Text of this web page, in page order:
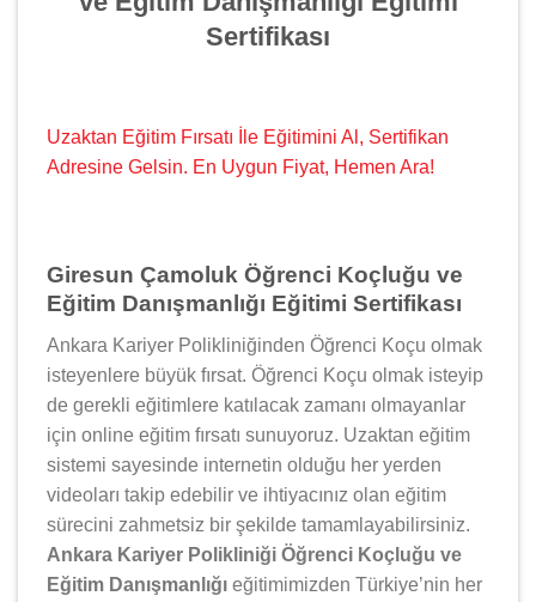
Sertifikası
Uzaktan Eğitim Fırsatı İle Eğitimini Al, Sertifikan
Adresine Gelsin. En Uygun Fiyat, Hemen Ara!
Giresun Çamoluk Öğrenci Koçluğu ve
Eğitim Danışmanlığı Eğitimi Sertifikası
Ankara Kariyer Polikliniğinden Öğrenci Koçu olmak
isteyenlere büyük fırsat. Öğrenci Koçu olmak isteyip
de gerekli eğitimlere katılacak zamanı olmayanlar
için online eğitim fırsatı sunuyoruz. Uzaktan eğitim
sistemi sayesinde internetin olduğu her yerden
videoları takip edebilir ve ihtiyacınız olan eğitim
sürecini zahmetsiz bir şekilde tamamlayabilirsiniz.
Ankara Kariyer Polikliniği Öğrenci Koçluğu ve
Eğitim Danışmanlığı eğitimimizden Türkiye’nin her